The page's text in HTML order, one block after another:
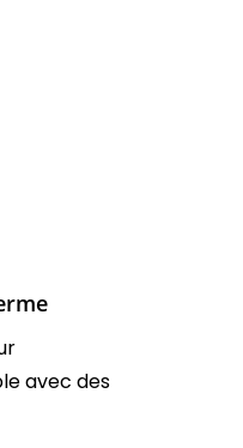
avec des